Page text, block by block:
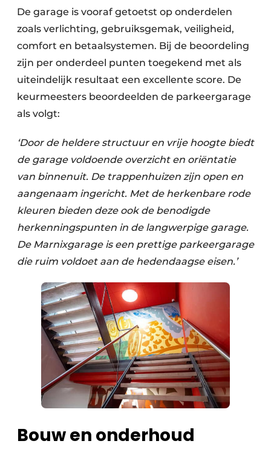
De garage is vooraf getoetst op onderdelen
zoals verlichting, gebruiksgemak, veiligheid,
comfort en betaalsystemen. Bij de beoordeling
zijn per onderdeel punten toegekend met als
uiteindelijk resultaat een excellente score. De
keurmeesters beoordeelden de parkeergarage
als volgt:
‘Door de heldere structuur en vrije hoogte biedt
de garage voldoende overzicht en oriëntatie
van binnenuit. De trappenhuizen zijn open en
aangenaam ingericht. Met de herkenbare rode
kleuren bieden deze ook de benodigde
herkenningspunten in de langwerpige garage.
De Marnixgarage is een prettige parkeergarage
die ruim voldoet aan de hedendaagse eisen.’
Bouw en onderhoud